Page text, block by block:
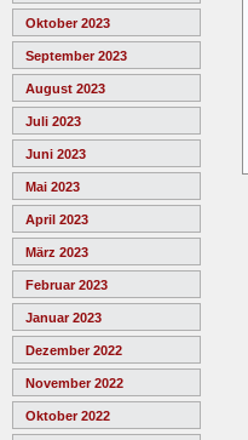
Oktober 2023
September 2023
August 2023
Juli 2023
Juni 2023
Mai 2023
April 2023
März 2023
Februar 2023
Januar 2023
Dezember 2022
November 2022
Oktober 2022